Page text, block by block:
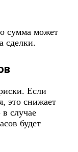
сумма может
сделки.
Если
это снижает
случае
будет